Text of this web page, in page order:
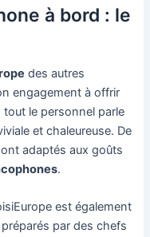
à bord : le
des autres
engagement à offrir
tout le personnel parle
et chaleureuse. De
adaptés aux goûts
.
est également
par des chefs